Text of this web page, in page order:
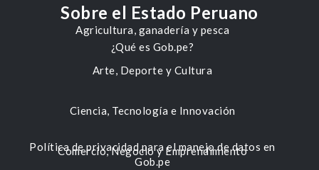
Agricultura, ganadería y pesca
Arte, Deporte y Cultura
Ciencia, Tecnología e Innovación
Comercio, Negocio y Emprendimiento
Sobre el Estado Peruano
¿Qué es Gob.pe?
Política de privacidad para el manejo de datos en
Gob.pe